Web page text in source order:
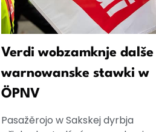
Verdi wobzamknje dalše
warnowanske stawki w
ÖPNV
Pasažěrojo w Sakskej dyrbja